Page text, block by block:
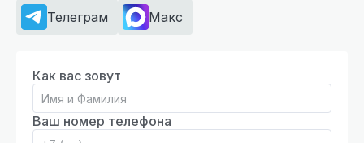
Телеграм
Макс
Как вас зовут
Ваш номер телефона